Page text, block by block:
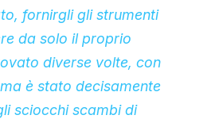
fornirgli gli strumenti
da solo il proprio
diverse volte, con
è stato decisamente
sciocchi scambi di